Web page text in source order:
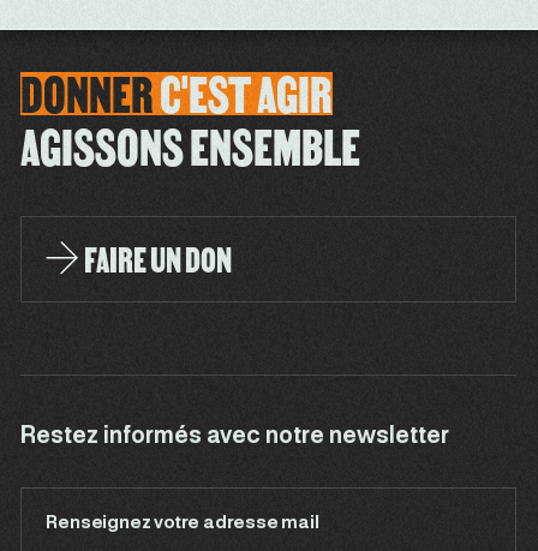
DONNERC'ESTAGIR
AGISSONS ENSEMBLE
FAIRE UN DON
Restez informés avec notre newsletter
Renseignez votre adresse mail